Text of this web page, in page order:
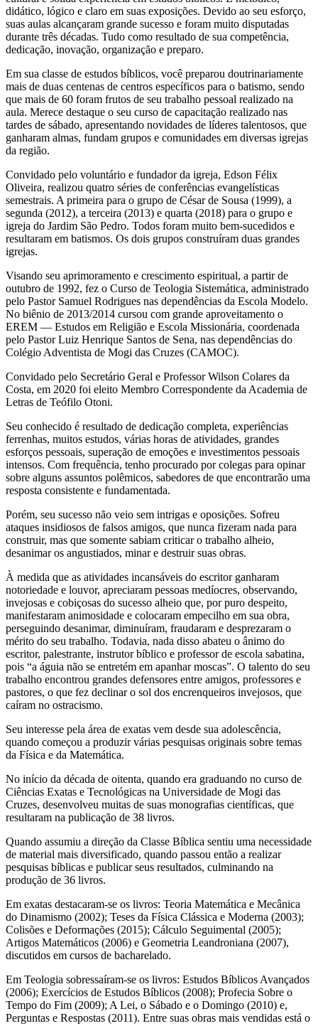
didático, lógico e claro em suas exposições. Devido ao seu esforço,
suas aulas alcançaram grande sucesso e foram muito disputadas
durante três décadas. Tudo como resultado de sua competência,
dedicação, inovação, organização e preparo.
Em sua classe de estudos bíblicos, você preparou doutrinariamente
mais de duas centenas de centros específicos para o batismo, sendo
que mais de 60 foram frutos de seu trabalho pessoal realizado na
aula. Merece destaque o seu curso de capacitação realizado nas
tardes de sábado, apresentando novidades de líderes talentosos, que
ganharam almas, fundam grupos e comunidades em diversas igrejas
da região.
Convidado pelo voluntário e fundador da igreja, Edson Félix
Oliveira, realizou quatro séries de conferências evangelísticas
semestrais. A primeira para o grupo de César de Sousa (1999), a
segunda (2012), a terceira (2013) e quarta (2018) para o grupo e
igreja do Jardim São Pedro. Todos foram muito bem-sucedidos e
resultaram em batismos. Os dois grupos construíram duas grandes
igrejas.
Visando seu aprimoramento e crescimento espiritual, a partir de
outubro de 1992, fez o Curso de Teologia Sistemática, administrado
pelo Pastor Samuel Rodrigues nas dependências da Escola Modelo.
No biênio de 2013/2014 cursou com grande aproveitamento o
EREM — Estudos em Religião e Escola Missionária, coordenada
pelo Pastor Luiz Henrique Santos de Sena, nas dependências do
Colégio Adventista de Mogi das Cruzes (CAMOC).
Convidado pelo Secretário Geral e Professor Wilson Colares da
Costa, em 2020 foi eleito Membro Correspondente da Academia de
Letras de Teófilo Otoni.
Seu conhecido é resultado de dedicação completa, experiências
ferrenhas, muitos estudos, várias horas de atividades, grandes
esforços pessoais, superação de emoções e investimentos pessoais
intensos. Com frequência, tenho procurado por colegas para opinar
sobre alguns assuntos polêmicos, sabedores de que encontrarão uma
resposta consistente e fundamentada.
Porém, seu sucesso não veio sem intrigas e oposições. Sofreu
ataques insidiosos de falsos amigos, que nunca fizeram nada para
construir, mas que somente sabiam criticar o trabalho alheio,
desanimar os angustiados, minar e destruir suas obras.
À medida que as atividades incansáveis ​​​​do escritor ganharam
notoriedade e louvor, apreciaram pessoas medíocres, observando,
invejosas e cobiçosas do sucesso alheio que, por puro despeito,
manifestaram animosidade e colocaram empecilho em sua obra,
perseguindo desanimar, diminuíram, fraudaram e desprezaram o
mérito do seu trabalho. Todavia, nada disso abateu o ânimo do
escritor, palestrante, instrutor bíblico e professor de escola sabatina,
pois “a águia não se entretém em apanhar moscas”. O talento do seu
trabalho encontrou grandes defensores entre amigos, professores e
pastores, o que fez declinar o sol dos encrenqueiros invejosos, que
caíram no ostracismo.
Seu interesse pela área de exatas vem desde sua adolescência,
quando começou a produzir várias pesquisas originais sobre temas
da Física e da Matemática.
No início da década de oitenta, quando era graduando no curso de
Ciências Exatas e Tecnológicas na Universidade de Mogi das
Cruzes, desenvolveu muitas de suas monografias científicas, que
resultaram na publicação de 38 livros.
Quando assumiu a direção da Classe Bíblica sentiu uma necessidade
de material mais diversificado, quando passou então a realizar
pesquisas bíblicas e publicar seus resultados, culminando na
produção de 36 livros.
Em exatas destacaram-se os livros: Teoria Matemática e Mecânica
do Dinamismo (2002); Teses da Física Clássica e Moderna (2003);
Colisões e Deformações (2015); Cálculo Seguimental (2005);
Artigos Matemáticos (2006) e Geometria Leandroniana (2007),
discutidos em cursos de bacharelado.
Em Teologia sobressaíram-se os livros: Estudos Bíblicos Avançados
(2006); Exercícios de Estudos Bíblicos (2008); Profecia Sobre o
Tempo do Fim (2009); A Lei, o Sábado e o Domingo (2010) e,
Perguntas e Respostas (2011). Entre suas obras mais vendidas está o